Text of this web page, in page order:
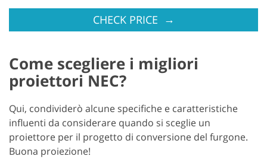
CHECK PRICE →
Come scegliere i migliori
proiettori NEC?
Qui, condividerò alcune specifiche e caratteristiche
influenti da considerare quando si sceglie un
proiettore per il progetto di conversione del furgone.
Buona proiezione!